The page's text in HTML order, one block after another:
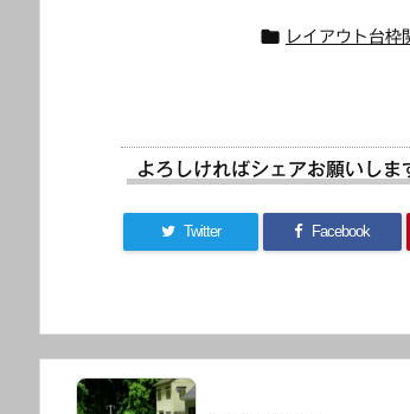
 レイアウト台枠
よろしければシェアお願いしま
Twitter Facebook